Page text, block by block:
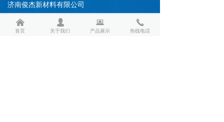
낀
首页
넙
关于我们
뀵
产品展示
끅
热线电话
济南俊杰新材料有限公司
邮政编码：250101
낀
首页
넙
关于我们
뀵
产品展示
끅
热线电话